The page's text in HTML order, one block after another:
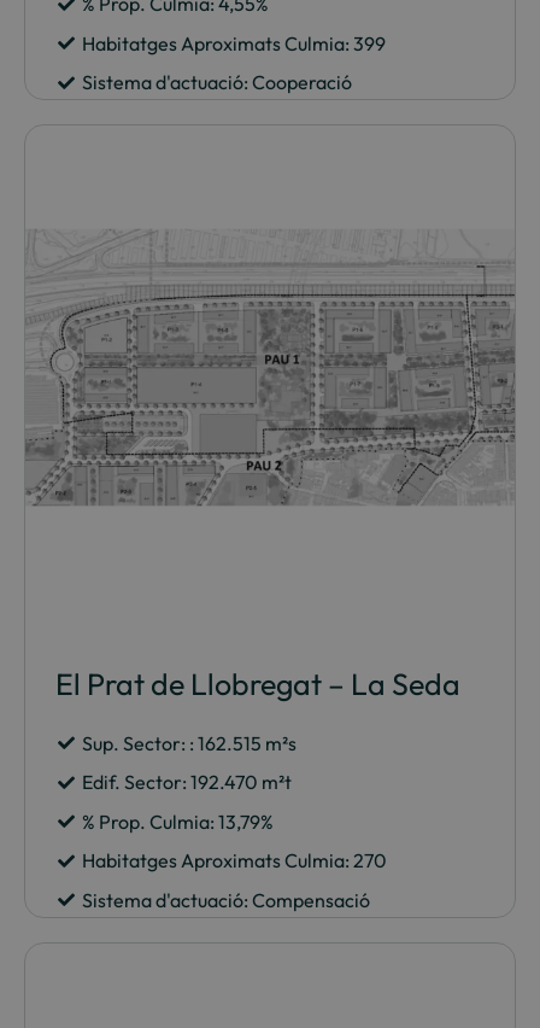
Habitatges Aproximats Culmia: 399
Sistema d'actuació: Cooperació
El Prat de Llobregat – La Seda
Sup. Sector: : 162.515 m²s
Edif. Sector: 192.470 m²t
% Prop. Culmia: 13,79%
Habitatges Aproximats Culmia: 270
Sistema d'actuació: Compensació